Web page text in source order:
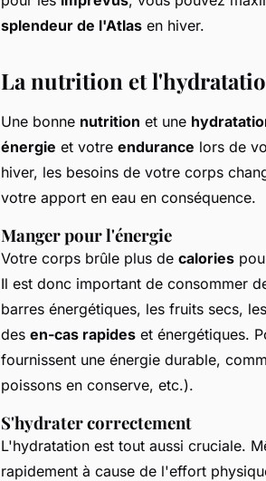
splendeur de l'Atlas en hiver.
La nutrition et
Une bonne nutrition et une
énergie et votre endurance lors de
hiver, les besoins de votre corps
votre apport en eau en conséquence.
Manger pour l'énergie
Votre corps brûle plus de calories
Il est donc important de consommer
barres énergétiques, les fruits secs,
des en-cas rapides et énergétiques.
fournissent une énergie durable,
poissons en conserve, etc.).
S'hydrater correctement
L'hydratation est tout aussi cruciale.
rapidement à cause de l'effort